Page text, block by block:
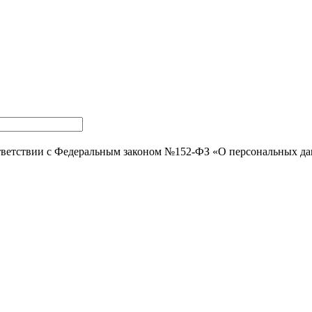
с Федеральным законом №152-ФЗ «О персональных